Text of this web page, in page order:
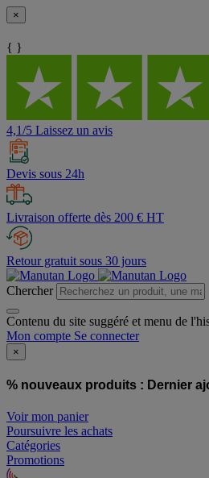
×
{ }
4,1/5 Laissez un avis
Devis sous 24h
Livraison offerte dès 200 € HT
Retour gratuit sous 30 jours
Chercher
Contenu du site suggéré et menu de
Mon compte Se connecter
×
% nouveaux produits : Dernier
Voir mon panier
Poursuivre les achats
Catégories
Promotions